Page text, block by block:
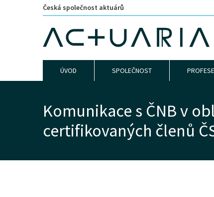
Česká společnost aktuárů
ÚVOD SPOLEČNOST PROFESE
Komunikace s ČNB v
certifikovaných členů